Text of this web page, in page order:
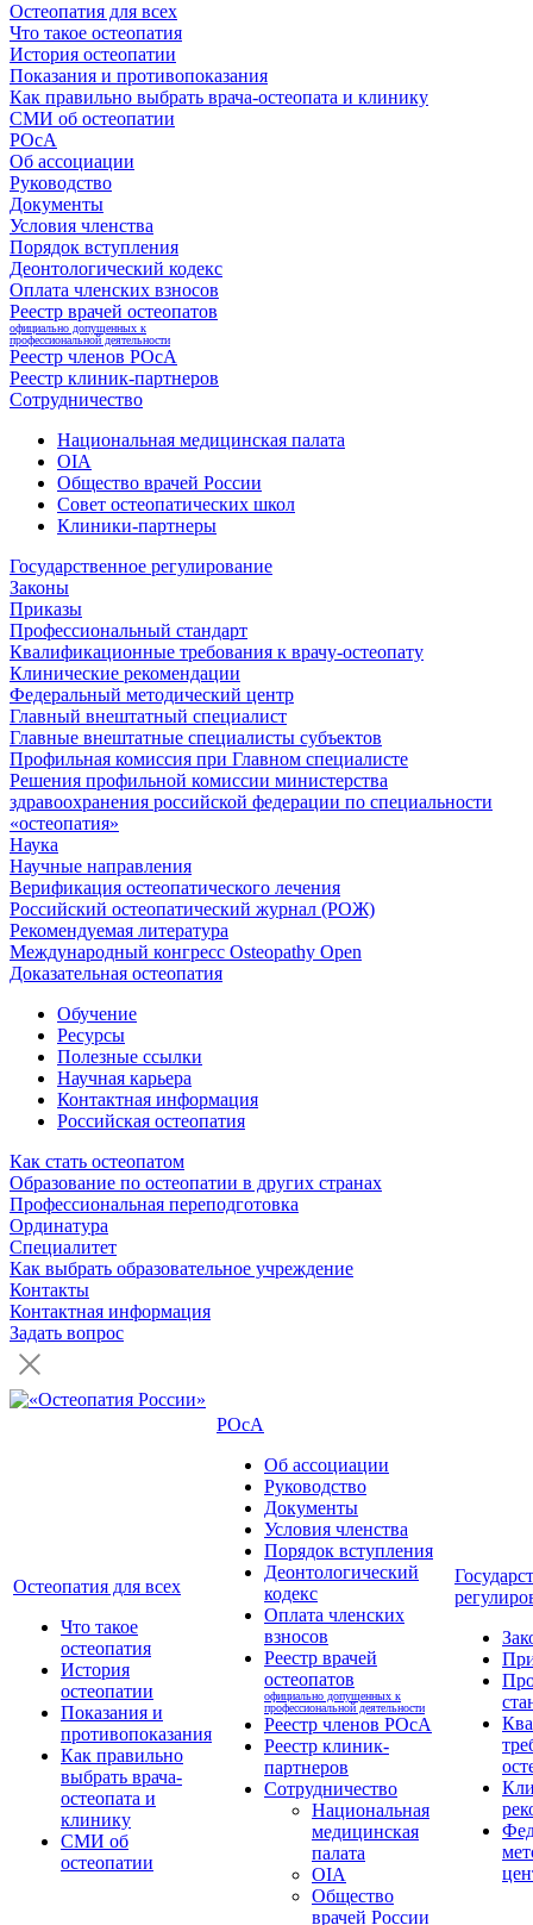
Остеопатия для всех
Что такое остеопатия
История остеопатии
Показания и противопоказания
Как правильно выбрать врача-остеопата и клинику
СМИ об остеопатии
РОсА
Об ассоциации
Руководство
Документы
Условия членства
Порядок вступления
Деонтологический кодекс
Оплата членских взносов
Реестр врачей остеопатов
официально допущенных к
профессиональной деятельности
Реестр членов РОсА
Реестр клиник-партнеров
Сотрудничество
Национальная медицинская палата
OIA
Общество врачей России
Совет остеопатических школ
Клиники-партнеры
Государственное регулирование
Законы
Приказы
Профессиональный стандарт
Квалификационные требования к врачу-остеопату
Клинические рекомендации
Федеральный методический центр
Главный внештатный специалист
Главные внештатные специалисты субъектов
Профильная комиссия при Главном специалисте
Решения профильной комиссии министерства
здравоохранения российской федерации по специальности
«остеопатия»
Наука
Научные направления
Верификация остеопатического лечения
Российский остеопатический журнал (РОЖ)
Рекомендуемая литература
Международный конгресс Osteopathy Open
Доказательная остеопатия
Обучение
Ресурсы
Полезные ссылки
Научная карьера
Контактная информация
Российская остеопатия
Как стать остеопатом
Образование по остеопатии в других странах
Профессиональная переподготовка
Ординатура
Специалитет
Как выбрать образовательное учреждение
Контакты
Контактная информация
Задать вопрос
Остеопатия для всех
Что такое
остеопатия
История
остеопатии
Показания и
противопоказания
Как правильно
выбрать врача-
остеопата и
клинику
СМИ об
остеопатии
РОсА
Об ассоциации
Руководство
Документы
Условия членства
Порядок вступления
Деонтологический
кодекс
Оплата членских
взносов
Реестр врачей
остеопатов
официально допущенных к
профессиональной деятельности
Реестр членов РОсА
Реестр клиник-
партнеров
Сотрудничество
Национальная
медицинская
палата
OIA
Общество
врачей России